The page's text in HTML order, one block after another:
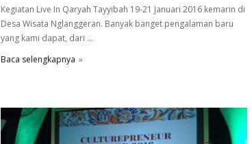
Kegiatan Live In Qaryah Tayyibah 19-21 Januari 2016 kemarin di
Desa Wisata Nglanggeran. Banyak banget pengalaman baru
yang kami dapat, dari ...
Baca selengkapnya